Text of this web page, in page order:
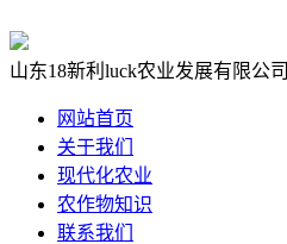
山东18新利luck农业发展有限公司
网站首页
关于我们
现代化农业
农作物知识
联系我们